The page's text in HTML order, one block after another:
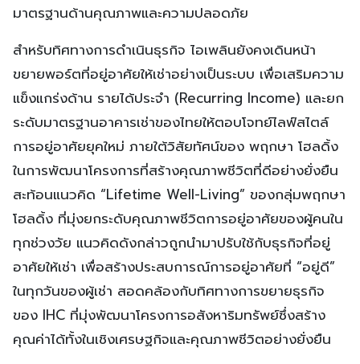
มาตรฐานด้านคุณภาพและความปลอดภัย
สำหรับทิศทางการดำเนินธุรกิจ ไอเพลินยังคงเดินหน้า
ขยายพอร์ตที่อยู่อาศัยให้เช่าอย่างเป็นระบบ เพื่อเสริมความ
แข็งแกร่งด้าน รายได้ประจำ (Recurring Income) และยก
ระดับมาตรฐานอาคารเช่าของไทยให้ตอบโจทย์ไลฟ์สไตล์
การอยู่อาศัยยุคใหม่ ภายใต้วิสัยทัศน์ของ พฤกษา โฮลดิ้ง
ในการพัฒนาโครงการที่สร้างคุณภาพชีวิตที่ดีอย่างยั่งยืน
สะท้อนแนวคิด “Lifetime Well-Living” ของกลุ่มพฤกษา
โฮลดิ้ง ที่มุ่งยกระดับคุณภาพชีวิตการอยู่อาศัยของผู้คนใน
ทุกช่วงวัย แนวคิดดังกล่าวถูกนำมาปรับใช้กับธุรกิจที่อยู่
อาศัยให้เช่า เพื่อสร้างประสบการณ์การอยู่อาศัยที่ “อยู่ดี”
ในทุกวันของผู้เช่า สอดคล้องกับทิศทางการขยายธุรกิจ
ของ IHC ที่มุ่งพัฒนาโครงการอสังหาริมทรัพย์ซึ่งสร้าง
คุณค่าได้ทั้งในเชิงเศรษฐกิจและคุณภาพชีวิตอย่างยั่งยืน